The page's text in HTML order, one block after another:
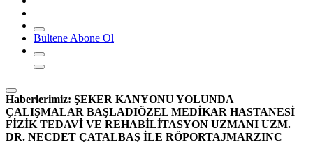
Bültene Abone Ol
Haberlerimiz: ŞEKER KANYONU YOLUNDA
ÇALIŞMALAR BAŞLADIÖZEL MEDİKAR HASTANESİ
FİZİK TEDAVİ VE REHABİLİTASYON UZMANI UZM.
DR. NECDET ÇATALBAŞ İLE RÖPORTAJMARZINC